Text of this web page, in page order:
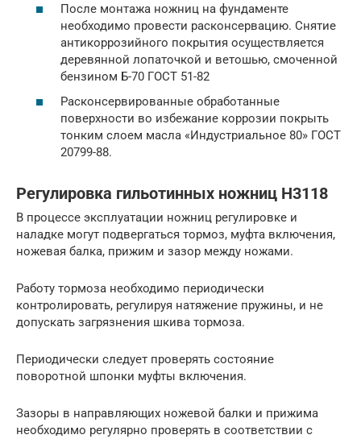
После монтажа ножниц на фундаменте
необходимо провести расконсервацию. Снятие
антикоррозийного покрытия осуществляется
деревянной лопаточкой и ветошью, смоченной
бензином Б-70 ГОСТ 51-82
Расконсервированные обработанные
поверхности во избежание коррозии покрыть
тонким слоем масла «Индустриальное 80» ГОСТ
20799-88.
Регулировка гильотинных ножниц Н3118
В процессе эксплуатации ножниц регулировке и
наладке могут подвергаться тормоз, муфта включения,
ножевая балка, прижим и зазор между ножами.
Работу тормоза необходимо периодически
контролировать, регулируя натяжение пружины, и не
допускать загрязнения шкива тормоза.
Периодически следует проверять состояние
поворотной шпонки муфты включения.
Зазоры в направляющих ножевой балки и прижима
необходимо регулярно проверять в соответствии с